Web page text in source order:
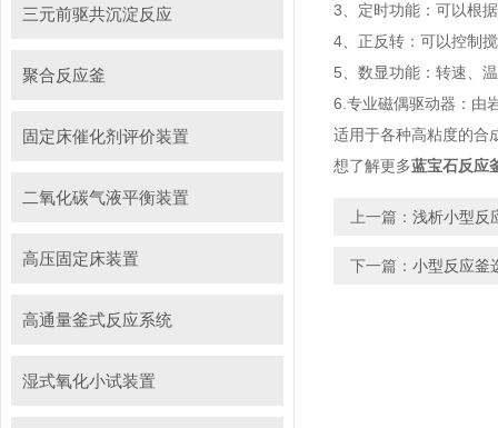
三元前驱共沉淀反应
聚合反应釜
固定床催化剂评价装置
二氧化碳气液平衡装置
高压固定床装置
高通量釜式反应系统
湿式氧化小试装置
3、定时功能：可以根
4、正反转：可以控制
5、数显功能：转速、
6.专业磁偶驱动器：由
适用于各种高粘度的
想了解更多蓝宝石反应
上一篇： 浅析小型反
下一篇： 小型反应釜